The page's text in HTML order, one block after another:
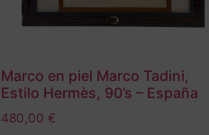
Marco en piel Marco Tadini,
Estilo Hermès, 90’s – España
480,00 €